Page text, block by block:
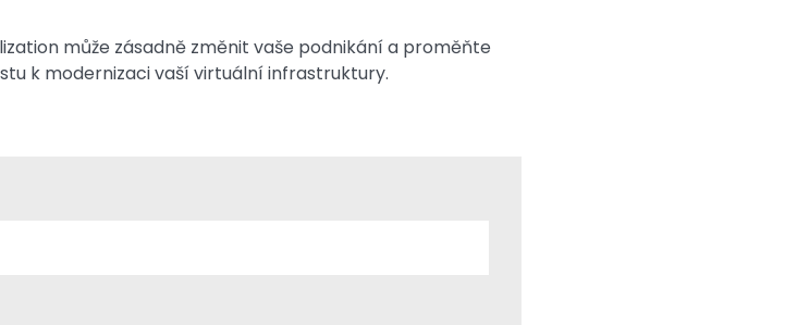
může zásadně změnit vaše podnikání a proměňte
k modernizaci vaší virtuální infrastruktury.